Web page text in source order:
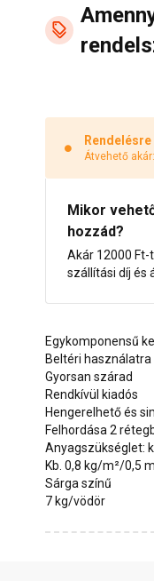
Rendelésre
Átvehető
Mikor
hozzád?
Akár 12000 Ft-
szállítási díj és
Egykomponensű
Beltéri használatra
Gyorsan szárad
Rendkívül kiadós
Hengerelhető és
Felhordása 2
Anyagszükséglet:
Kb. 0,8 kg/m²/0,5
Sárga színű
7 kg/vödör